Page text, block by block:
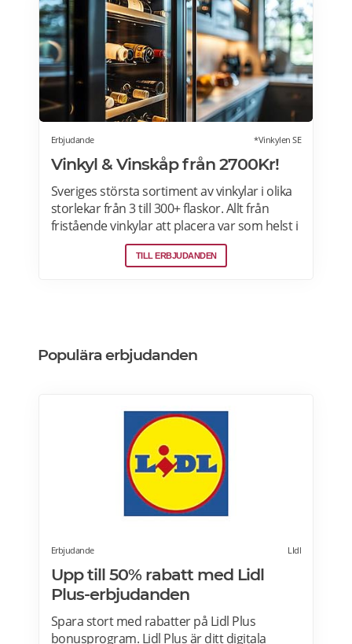
Erbjudande *Vinkylen SE
Vinkyl & Vinskåp från 2700Kr!
Sveriges största sortiment av vinkylar i olika
storlekar från 3 till 300+ flaskor. Allt från
fristående vinkylar att placera var som helst i
hemmet, till inbyggda eller integrerbara
vinkylar som elegant smälter in i
TILL ERBJUDANDEN
Populära erbjudanden
Erbjudande LIdl
Upp till 50% rabatt med Lidl
Plus-erbjudanden
Spara stort med rabatter på Lidl Plus
bonusprogram. Lidl Plus är ditt digitala